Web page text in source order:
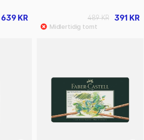
639 KR 391 KR
489 KR